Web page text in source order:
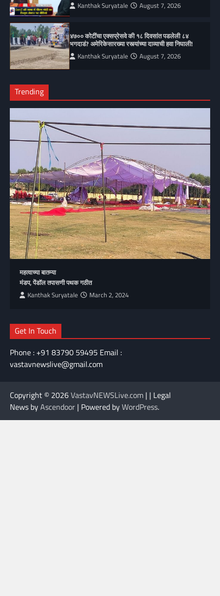
Kanthak Suryatale August 7, 2026
४७०० कोटींचा एक्सप्रेसवे की १८ दिवसांत पडलेली ८४
भगदाडं? अमेरिकेसारख्या रस्त्यांच्या दाव्याची हवा निघाली!
Kanthak Suryatale August 7, 2026
Trending
महत्वाच्या बातम्या
मंडप, पेंडॉल तपासणी पथक गठीत
Kanthak Suryatale March 2, 2024
Get In Touch
Phone : +91 83790 59495 Email :
vastavnewslive@gmail.com
Copyright © 2026VastavNEWSLive.com | | Legal
News byAscendoor | Powered byWordPress.